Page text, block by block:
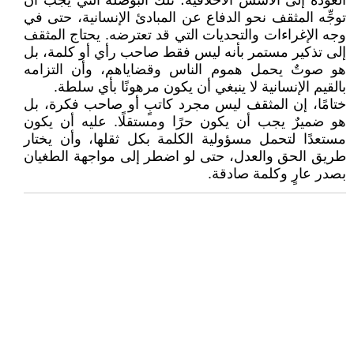
توجِّه المثقف نحو الدفاع عن المبادئ الإنسانية، حتى في
وجه الإغراءات والتحديات التي قد تعترضه. يحتاج المثقف
إلى تذكير مستمر بأنه ليس فقط صاحب رأي أو كلمة، بل
هو صوتٌ يحمل هموم الناس وقضاياهم، وأن التزامه
بالقيم الإنسانية لا ينبغي أن يكون مرهونًا بأي سلطة.
ختامًا، إن المثقف ليس مجرد كاتبٍ أو صاحب فكرة، بل
هو ضميرٌ يجب أن يكون حرًا ومستقلًا. عليه أن يكون
مستعدًا لتحمل مسؤولية الكلمة بكل ثقلها، وأن يختار
طريق الحق والعدل، حتى لو اضطر إلى مواجهة الطغيان
بصدر عارٍ وكلمة صادقة.